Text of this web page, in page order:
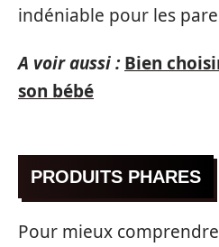
indéniable pour les
A voir aussi : Bien
son bébé
PRODUITS PHARES
Pour mieux comprendre